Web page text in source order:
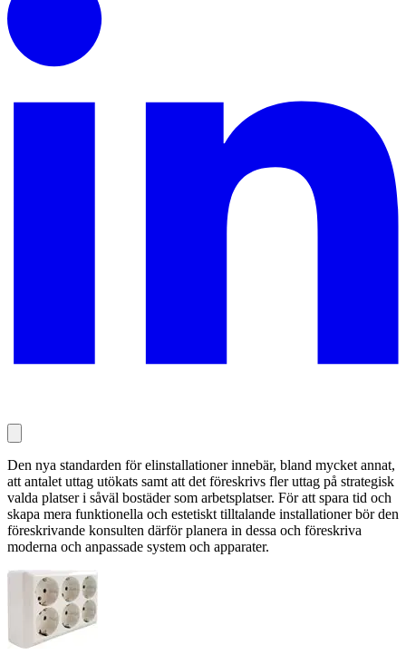
Den nya standarden för elinstallationer innebär, bland mycket annat,
att antalet uttag utökats samt att det föreskrivs fler uttag på strategisk
valda platser i såväl bostäder som arbetsplatser. För att spara tid och
skapa mera funktionella och estetiskt tilltalande installationer bör den
föreskrivande konsulten därför planera in dessa och föreskriva
moderna och anpassade system och apparater.